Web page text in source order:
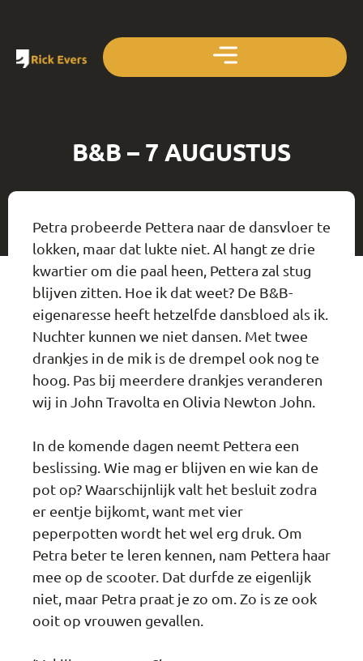
B&B – 7 AUGUSTUS
Petra probeerde Pettera naar de dansvloer te
lokken, maar dat lukte niet. Al hangt ze drie
kwartier om die paal heen, Pettera zal stug
blijven zitten. Hoe ik dat weet? De B&B-
eigenaresse heeft hetzelfde dansbloed als ik.
Nuchter kunnen we niet dansen. Met twee
drankjes in de mik is de drempel ook nog te
hoog. Pas bij meerdere drankjes veranderen
wij in John Travolta en Olivia Newton John.
In de komende dagen neemt Pettera een
beslissing. Wie mag er blijven en wie kan de
pot op? Waarschijnlijk valt het besluit zodra
er eentje bijkomt, want met vier
peperpotten wordt het wel erg druk. Om
Petra beter te leren kennen, nam Pettera haar
mee op de scooter. Dat durfde ze eigenlijk
niet, maar Petra praat je zo om. Zo is ze ook
ooit op vrouwen gevallen.